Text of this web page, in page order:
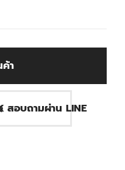
า
สอบถามผ่าน LINE